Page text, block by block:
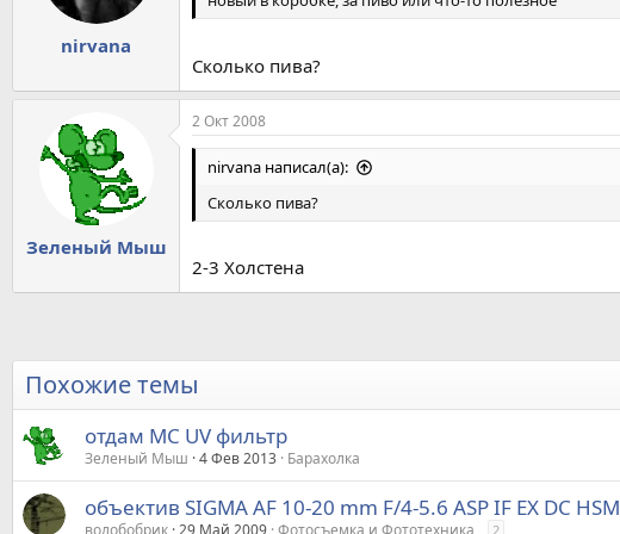
nirvana
Сколько пива?
Зеленый Мыш
2 Окт 2008
nirvana написал(а):
Сколько пива?
2-3 Холстена
Похожие темы
отдам MC UV фильтр
Зеленый Мыш 4 Фев 2013 Барахолка
объектив SIGMA AF 10-20 mm F/4-5.6 ASP IF EX DC HSM
2